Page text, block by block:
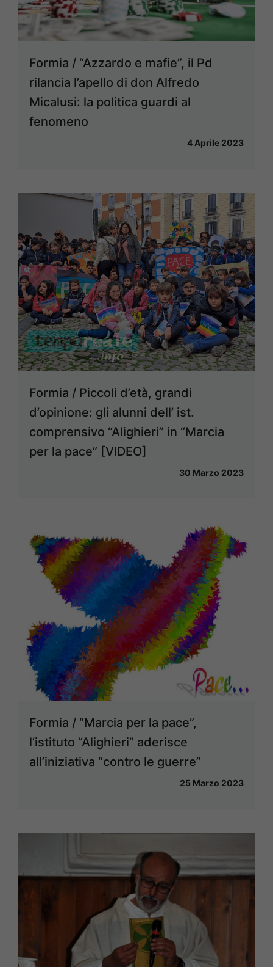
Formia / “Azzardo e mafie”, il Pd
rilancia l’apello di don Alfredo
Micalusi: la politica guardi al
fenomeno
4 Aprile 2023
Formia / Piccoli d’età, grandi
d’opinione: gli alunni dell’ ist.
comprensivo “Alighieri” in “Marcia
per la pace” [VIDEO]
30 Marzo 2023
Formia / “Marcia per la pace”,
l’istituto “Alighieri” aderisce
all’iniziativa “contro le guerre”
25 Marzo 2023